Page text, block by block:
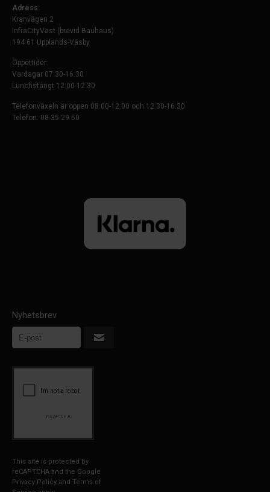
Adress:
Kranvägen 2
InfraCityVäst (brevid Bauhaus)
194 61 Upplands-Väsby
Öppettider:
Vardagar 07:30-16:30
Lunchstängt 12:00-12:30
Telefonväxeln är öppen 08:00-12:00 och 12:30-16:30
Telefon: 08-35 29 50
Nyhetsbrev
This site is protected by
reCAPTCHA and the Google
Privacy Policy and Terms of